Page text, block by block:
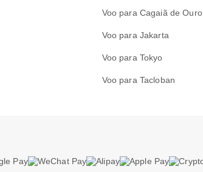
Voo para Cagaiã de Ouro
Voo para Jakarta
Voo para Tokyo
Voo para Tacloban